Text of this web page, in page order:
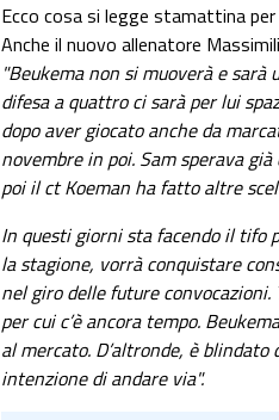
Ecco cosa si legge stamattina
Anche il nuovo allenatore
"Beukema non si muoverà e
difesa a quattro ci sarà per lui
dopo aver giocato anche da
novembre in poi. Sam sperava
poi il ct Koeman ha fatto altre
In questi giorni sta facendo il tifo
la stagione, vorrà conquistare
nel giro delle future convocazioni.
per cui c’è ancora tempo.
al mercato. D’altronde, è
intenzione di andare via".